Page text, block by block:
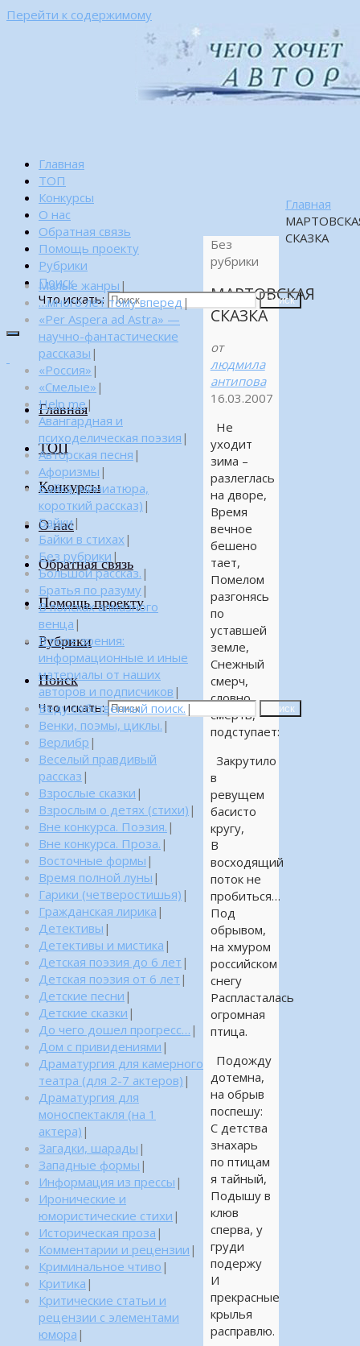
Перейти к содержимому
Главная
ТОП
Конкурсы
О нас
Обратная связь
Помощь проекту
Рубрики
Поиск
Что искать:
Поиск
Главная
ТОП
Конкурсы
О нас
Обратная связь
Помощь проекту
Рубрики
Поиск
Что искать: Поиск
Главная
СКАЗКА
Без
рубрики
МАРТОВСКАЯ
СКАЗКА
от
людмила
антипова
16.03.2007
Не
уходит
зима –
разлеглась
на дворе,
Время
вечное
бешено
тает,
Помелом
разгонясь
по
уставшей
земле,
Снежный
смерч,
словно
смерть,
подступает:
Закрутило
в
ревущем
басисто
кругу,
В
восходящий
поток не
пробиться…
Под
обрывом,
на хмуром
российском
снегу
Распласталась
огромная
птица.
Подожду
дотемна,
на обрыв
поспешу:
С детства
знахарь
по птицам
я тайный,
Подышу в
клюв
сперва, у
груди
подержу
И
прекрасные
крылья
расправлю.
Малые жанры |
…много лет тому вперед |
«Per Aspera ad Astra» —
научно-фантастические
рассказы |
«Россия» |
«Смелые» |
Help me|
Авангардная и
психоделическая поэзия |
Авторская песня |
Афоризмы |
Байка (миниатюра,
короткий рассказ) |
Байки|
Байки в стихах |
Без рубрики |
Большой рассказ. |
Братья по разуму|
В поисках алмазного
венца |
В поле зрения:
информационные и иные
материалы от наших
авторов и подписчиков |
Веду собственный поиск. |
Венки, поэмы, циклы. |
Верлибр |
Веселый правдивый
рассказ |
Взрослые сказки |
Взрослым о детях (стихи) |
Вне конкурса. Поэзия. |
Вне конкурса. Проза. |
Восточные формы |
Время полной луны |
Гарики (четверостишья) |
Гражданская лирика |
Детективы |
Детективы и мистика |
Детская поэзия до 6 лет |
Детская поэзия от 6 лет |
Детские песни |
Детские сказки |
До чего дошел прогресс… |
Дом с привидениями |
Драматургия для камерного
театра (для 2-7 актеров) |
Драматургия для
моноспектакля (на 1
актера) |
Загадки, шарады |
Западные формы |
Информация из прессы |
Иронические и
юмористические стихи |
Историческая проза |
Комментарии и рецензии |
Криминальное чтиво |
Критика |
Критические статьи и
рецензии с элементами
юмора |